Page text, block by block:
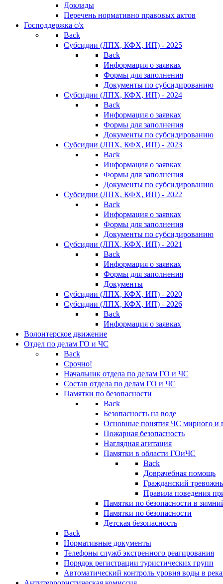
Доклады
Перечень нормативно правовых актов
Господдержка с/х
Back
Субсидии (ЛПХ, КФХ, ИП) - 2025
Back
Информация о заявках
Формы для заполнения
Документы по субсидированию
Субсидии (ЛПХ, КФХ, ИП) - 2024
Back
Информация о заявках
Формы для заполнения
Документы по субсидированию
Субсидии (ЛПХ, КФХ, ИП) - 2023
Back
Информация о заявках
Формы для заполнения
Документы по субсидированию
Субсидии (ЛПХ, КФХ, ИП) - 2022
Back
Информация о заявках
Формы для заполнения
Документы по субсидированию
Субсидии (ЛПХ, КФХ, ИП) - 2021
Back
Информация о заявках
Формы для заполнения
Документы
Субсидии (ЛПХ, КФХ, ИП) - 2020
Субсидии (ЛПХ, КФХ, ИП) - 2026
Back
Информация о заявках
Волонтерское движение
Отдел по делам ГО и ЧС
Back
Срочно!
Начальник отдела по делам ГО и ЧС
Состав отдела по делам ГО и ЧС
Памятки по безопасности
Back
Безопасность на воде
Основные понятия ЧС мирного и
Пожарная безопасность
Наглядная агитация
Памятки в области ГОиЧС
Back
Доврачебная помощь
Гражданский
Правила поведения
Памятки по безопасности в
Памятки по безопасности
Детская безопасность
Back
Нормативные документы
Телефоны служб экстренного реагирования
Порядок регистрации туристических групп
Автоматический контроль уровня воды в